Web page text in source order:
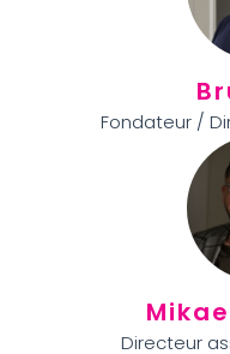
Fondateur /
Directeur